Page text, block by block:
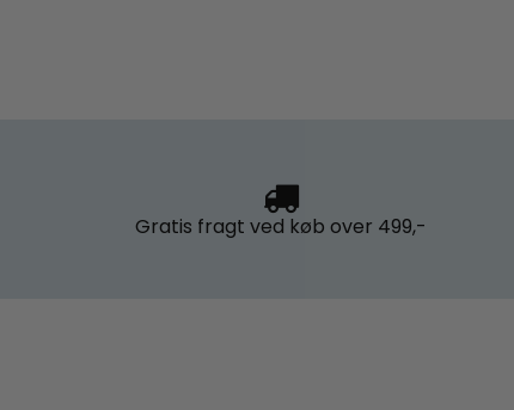
Gratis fragt ved køb over 499,-